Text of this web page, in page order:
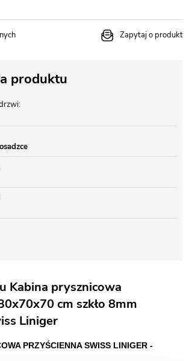
Zapytaj o produkt
produktu
Kabina prysznicowa
cm szkło 8mm
Liniger
PRZYŚCIENNA SWISS LINIGER -